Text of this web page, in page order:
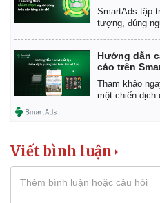
SmartAds tập
tượng, đúng
Hướng dẫn
cáo trên
Tham khảo
một chiến dịch
Viết bình luận